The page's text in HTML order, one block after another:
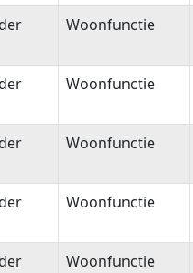
Woonfunctie
Woonfunctie
Woonfunctie
Woonfunctie
Woonfunctie